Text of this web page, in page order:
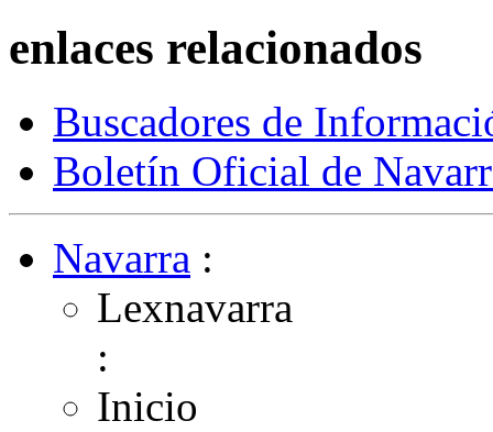
enlaces relacionados
Buscadores de
Boletín Oficial de
Navarra :
Lexnavarra
:
Inicio